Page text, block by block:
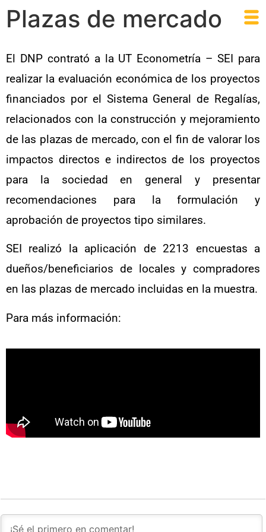
Plazas de mercado
El DNP contrató a la UT Econometría – SEI para
realizar la evaluación económica de los proyectos
financiados por el Sistema General de Regalías,
relacionados con la construcción y mejoramiento
de las plazas de mercado, con el fin de valorar los
impactos directos e indirectos de los proyectos
para la sociedad en general y presentar
recomendaciones para la formulación y
aprobación de proyectos tipo similares.
SEI realizó la aplicación de 2213 encuestas a
dueños/beneficiarios de locales y compradores
en las plazas de mercado incluidas en la muestra.
Para más información: